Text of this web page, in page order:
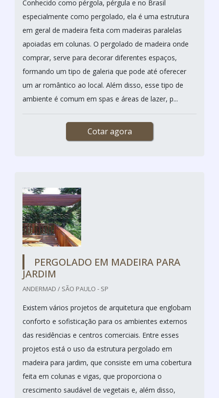
Conhecido como pérgola, pérgula e no Brasil
especialmente como pergolado, ela é uma estrutura
em geral de madeira feita com madeiras paralelas
apoiadas em colunas. O pergolado de madeira onde
comprar, serve para decorar diferentes espaços,
formando um tipo de galeria que pode até oferecer
um ar romântico ao local. Além disso, esse tipo de
ambiente é comum em spas e áreas de lazer, p...
Cotar agora
PERGOLADO EM MADEIRA PARA
JARDIM
ANDERMAD / SÃO PAULO - SP
Existem vários projetos de arquitetura que englobam
conforto e sofisticação para os ambientes externos
das residências e centros comerciais. Entre esses
projetos está o uso da estrutura pergolado em
madeira para jardim, que consiste em uma cobertura
feita em colunas e vigas, que proporciona o
crescimento saudável de vegetais e, além disso,